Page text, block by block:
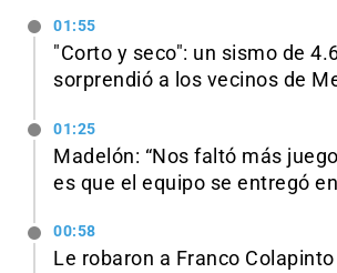
01:55
"Corto y seco": un sismo de
sorprendió a los vecinos de
01:25
Madelón: “Nos faltó más
es que el equipo se entregó
00:58
Le robaron a Franco